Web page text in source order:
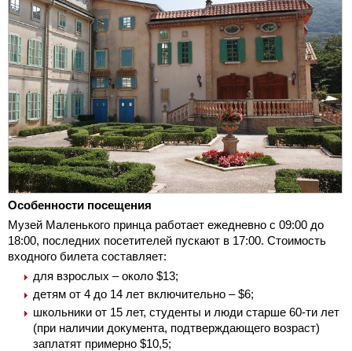
Особенности посещения
Музей Маленького принца работает ежедневно с 09:00 до
18:00, последних посетителей пускают в 17:00. Стоимость
входного билета составляет:
для взрослых – около $13;
детям от 4 до 14 лет включительно – $6;
школьники от 15 лет, студенты и люди старше 60-ти лет
(при наличии документа, подтверждающего возраст)
заплатят примерно $10,5;